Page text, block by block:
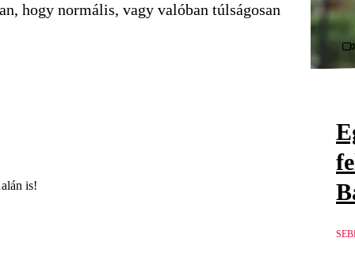
hogy normális, vagy valóban túlságosan
is!